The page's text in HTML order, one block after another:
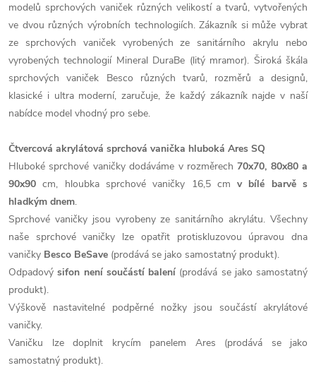
modelů sprchových vaniček různých velikostí a tvarů, vytvořených
ve dvou různých výrobních technologiích. Zákazník si může vybrat
ze sprchových vaniček vyrobených ze sanitárního akrylu nebo
vyrobených technologií Mineral DuraBe (litý mramor). Široká škála
sprchových vaniček Besco různých tvarů, rozměrů a designů,
klasické i ultra moderní, zaručuje, že každý zákazník najde v naší
nabídce model vhodný pro sebe.
Čtvercová akrylátová sprchová vanička hluboká Ares SQ
Hluboké sprchové vaničky dodáváme v rozměrech70x70, 80x80 a
90x90 cm, hloubka sprchové vaničky 16,5 cmv bílé barvě s
hladkým dnem.
Sprchové vaničky jsou vyrobeny ze sanitárního akrylátu. Všechny
naše sprchové vaničky lze opatřit protiskluzovou úpravou dna
vaničky Besco BeSave (prodává se jako samostatný produkt).
Odpadovýsifon není součástí balení (prodává se jako samostatný
produkt).
Výškově nastavitelné podpěrné nožky jsou součástí akrylátové
vaničky.
Vaničku lze doplnit krycím panelem Ares (prodává se jako
samostatný produkt).